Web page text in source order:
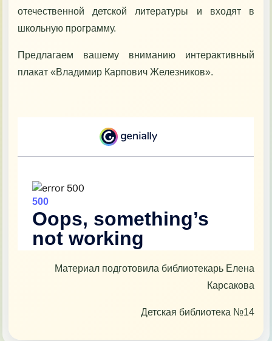
отечественной детской литературы и входят в
школьную программу.
Предлагаем вашему вниманию интерактивный
плакат «Владимир Карпович Железников».
Материал подготовила библиотекарь Елена
Карсакова
Детская библиотека №14